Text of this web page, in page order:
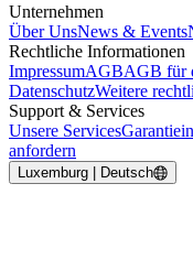
Unternehmen
Über UnsNews & Events
Rechtliche Informationen
ImpressumAGBAGB für
DatenschutzWeitere
Support & Services
Unsere Services
anfordern
Luxemburg | Deutsch